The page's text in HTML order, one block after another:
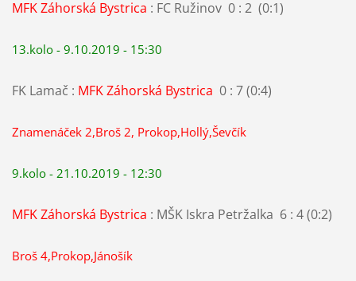
MFK Záhorská Bystrica : FC Ružinov 0 : 2 (0:1)
13.kolo - 9.10.2019 - 15:30
FK Lamač : MFK Záhorská Bystrica 0 : 7 (0:4)
Znamenáček 2,Broš 2, Prokop,Hollý,Ševčík
9.kolo - 21.10.2019 - 12:30
MFK Záhorská Bystrica : MŠK Iskra Petržalka 6 : 4 (0:2)
Broš 4,Prokop,Jánošík